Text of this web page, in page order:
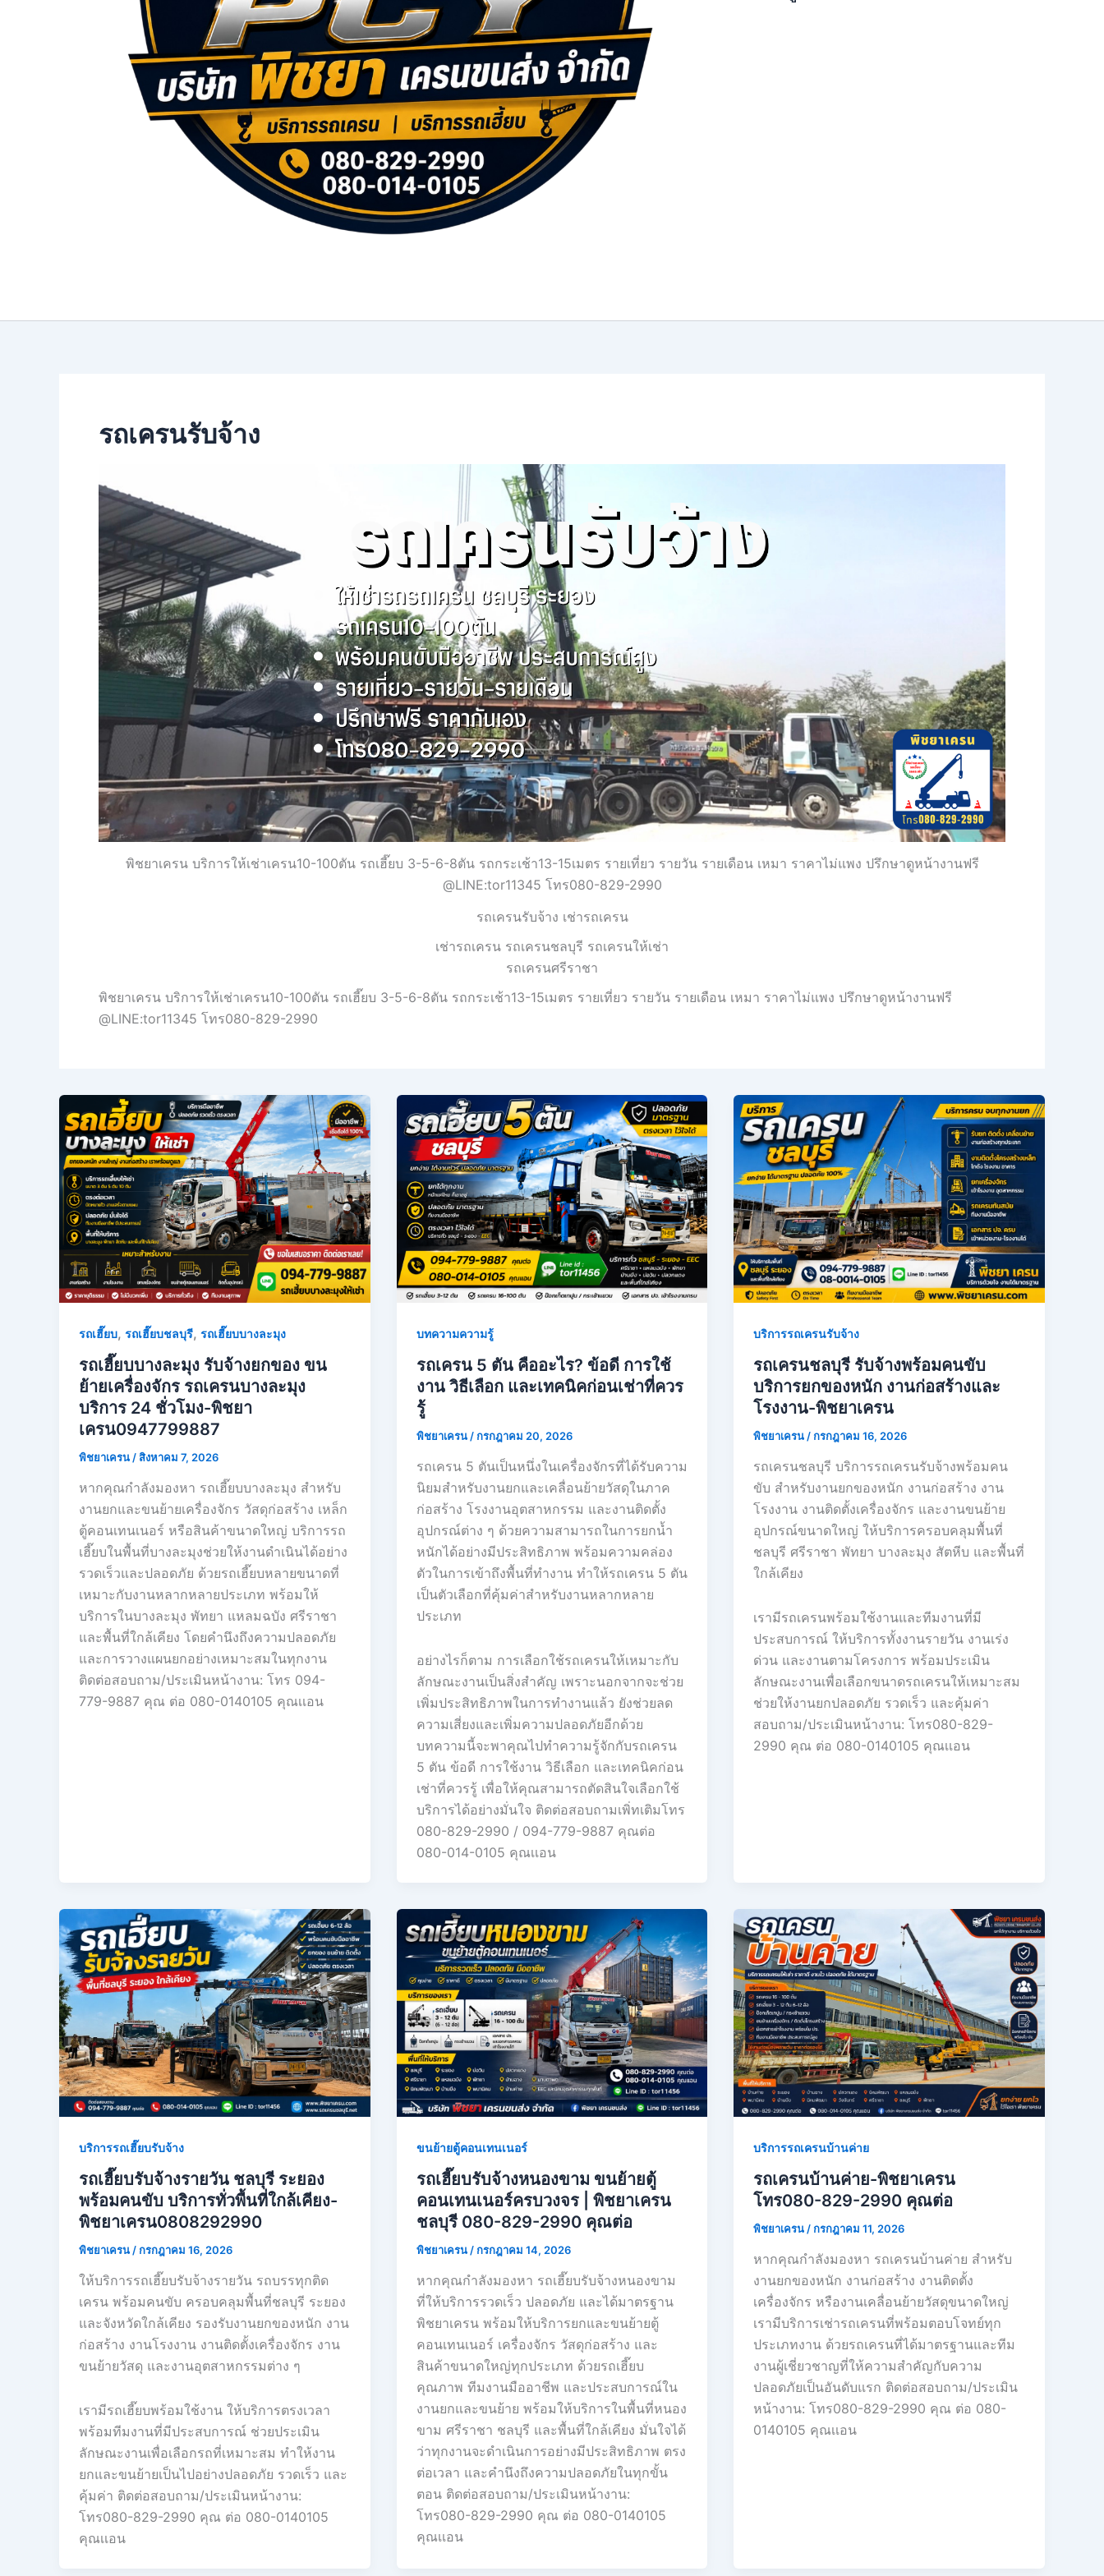
รถเครนรับจ้าง
พิชยาเครน บริการให้เช่าเครน10-100ตัน รถเฮี๊ยบ 3-5-6-8ตัน รถกระเช้า13-15เมตร รายเที่ยว รายวัน รายเดือน เหมา ราคาไม่แพง ปรึกษาดูหน้างานฟรี
@LINE:tor11345 โทร080-829-2990
รถเครนรับจ้าง เช่ารถเครน
เช่ารถเครน รถเครนชลบุรี รถเครนให้เช่า
รถเครนศรีราชา
พิชยาเครน บริการให้เช่าเครน10-100ตัน รถเฮี๊ยบ 3-5-6-8ตัน รถกระเช้า13-15เมตร รายเที่ยว รายวัน รายเดือน เหมา ราคาไม่แพง ปรึกษาดูหน้างานฟรี
@LINE:tor11345 โทร080-829-2990
รถเฮี๊ยบ, รถเฮี๊ยบชลบุรี, รถเฮี๊ยบบางละมุง
รถเฮี๊ยบบางละมุง รับจ้างยกของ ขน
ย้ายเครื่องจักร รถเครนบางละมุง
บริการ 24 ชั่วโมง-พิชยา
เครน0947799887
พิชยาเครน /สิงหาคม 7, 2026
หากคุณกำลังมองหา รถเฮี๊ยบบางละมุง สำหรับ
งานยกและขนย้ายเครื่องจักร วัสดุก่อสร้าง เหล็ก
ตู้คอนเทนเนอร์ หรือสินค้าขนาดใหญ่ บริการรถ
เฮี๊ยบในพื้นที่บางละมุงช่วยให้งานดำเนินได้อย่าง
รวดเร็วและปลอดภัย ด้วยรถเฮี๊ยบหลายขนาดที่
เหมาะกับงานหลากหลายประเภท พร้อมให้
บริการในบางละมุง พัทยา แหลมฉบัง ศรีราชา
และพื้นที่ใกล้เคียง โดยคำนึงถึงความปลอดภัย
และการวางแผนยกอย่างเหมาะสมในทุกงาน
ติดต่อสอบถาม/ประเมินหน้างาน: โทร 094-
779-9887 คุณ ต่อ 080-0140105 คุณเเอน
บทความความรู้
รถเครน 5 ตัน คืออะไร? ข้อดี การใช้
งาน วิธีเลือก และเทคนิคก่อนเช่าที่ควร
รู้
พิชยาเครน /กรกฎาคม 20, 2026
รถเครน 5 ตันเป็นหนึ่งในเครื่องจักรที่ได้รับความ
นิยมสำหรับงานยกและเคลื่อนย้ายวัสดุในภาค
ก่อสร้าง โรงงานอุตสาหกรรม และงานติดตั้ง
อุปกรณ์ต่าง ๆ ด้วยความสามารถในการยกน้ำ
หนักได้อย่างมีประสิทธิภาพ พร้อมความคล่อง
ตัวในการเข้าถึงพื้นที่ทำงาน ทำให้รถเครน 5 ตัน
เป็นตัวเลือกที่คุ้มค่าสำหรับงานหลากหลาย
ประเภท
อย่างไรก็ตาม การเลือกใช้รถเครนให้เหมาะกับ
ลักษณะงานเป็นสิ่งสำคัญ เพราะนอกจากจะช่วย
เพิ่มประสิทธิภาพในการทำงานแล้ว ยังช่วยลด
ความเสี่ยงและเพิ่มความปลอดภัยอีกด้วย
บทความนี้จะพาคุณไปทำความรู้จักกับรถเครน
5 ตัน ข้อดี การใช้งาน วิธีเลือก และเทคนิคก่อน
เช่าที่ควรรู้ เพื่อให้คุณสามารถตัดสินใจเลือกใช้
บริการได้อย่างมั่นใจ ติดต่อสอบถามเพิ่ทเติมโทร
080-829-2990 / 094-779-9887 คุณต่อ
080-014-0105 คุณเเอน
บริการรถเครนรับจ้าง
รถเครนชลบุรี รับจ้างพร้อมคนขับ
บริการยกของหนัก งานก่อสร้างและ
โรงงาน-พิชยาเครน
พิชยาเครน /กรกฎาคม 16, 2026
รถเครนชลบุรี บริการรถเครนรับจ้างพร้อมคน
ขับ สำหรับงานยกของหนัก งานก่อสร้าง งาน
โรงงาน งานติดตั้งเครื่องจักร และงานขนย้าย
อุปกรณ์ขนาดใหญ่ ให้บริการครอบคลุมพื้นที่
ชลบุรี ศรีราชา พัทยา บางละมุง สัตหีบ และพื้นที่
ใกล้เคียง
เรามีรถเครนพร้อมใช้งานและทีมงานที่มี
ประสบการณ์ ให้บริการทั้งงานรายวัน งานเร่ง
ด่วน และงานตามโครงการ พร้อมประเมิน
ลักษณะงานเพื่อเลือกขนาดรถเครนให้เหมาะสม
ช่วยให้งานยกปลอดภัย รวดเร็ว และคุ้มค่า
สอบถาม/ประเมินหน้างาน: โทร080-829-
2990 คุณ ต่อ 080-0140105 คุณเเอน
บริการรถเฮี๊ยบรับจ้าง
รถเฮี๊ยบรับจ้างรายวัน ชลบุรี ระยอง
พร้อมคนขับ บริการทั่วพื้นที่ใกล้เคียง-
พิชยาเครน0808292990
พิชยาเครน /กรกฎาคม 16, 2026
ให้บริการรถเฮี๊ยบรับจ้างรายวัน รถบรรทุกติด
เครน พร้อมคนขับ ครอบคลุมพื้นที่ชลบุรี ระยอง
และจังหวัดใกล้เคียง รองรับงานยกของหนัก งาน
ก่อสร้าง งานโรงงาน งานติดตั้งเครื่องจักร งาน
ขนย้ายวัสดุ และงานอุตสาหกรรมต่าง ๆ
เรามีรถเฮี๊ยบพร้อมใช้งาน ให้บริการตรงเวลา
พร้อมทีมงานที่มีประสบการณ์ ช่วยประเมิน
ลักษณะงานเพื่อเลือกรถที่เหมาะสม ทำให้งาน
ยกและขนย้ายเป็นไปอย่างปลอดภัย รวดเร็ว และ
คุ้มค่า ติดต่อสอบถาม/ประเมินหน้างาน:
โทร080-829-2990 คุณ ต่อ 080-0140105
คุณเเอน
ขนย้ายตู้คอนเทนเนอร์
รถเฮี๊ยบรับจ้างหนองขาม ขนย้ายตู้
คอนเทนเนอร์ครบวงจร | พิชยาเครน
ชลบุรี 080-829-2990 คุณต่อ
พิชยาเครน /กรกฎาคม 14, 2026
หากคุณกำลังมองหา รถเฮี๊ยบรับจ้างหนองขาม
ที่ให้บริการรวดเร็ว ปลอดภัย และได้มาตรฐาน
พิชยาเครน พร้อมให้บริการยกและขนย้ายตู้
คอนเทนเนอร์ เครื่องจักร วัสดุก่อสร้าง และ
สินค้าขนาดใหญ่ทุกประเภท ด้วยรถเฮี๊ยบ
คุณภาพ ทีมงานมืออาชีพ และประสบการณ์ใน
งานยกและขนย้าย พร้อมให้บริการในพื้นที่หนอง
ขาม ศรีราชา ชลบุรี และพื้นที่ใกล้เคียง มั่นใจได้
ว่าทุกงานจะดำเนินการอย่างมีประสิทธิภาพ ตรง
ต่อเวลา และคำนึงถึงความปลอดภัยในทุกขั้น
ตอน ติดต่อสอบถาม/ประเมินหน้างาน:
โทร080-829-2990 คุณ ต่อ 080-0140105
คุณเเอน
บริการรถเครนบ้านค่าย
รถเครนบ้านค่าย-พิชยาเครน
โทร080-829-2990 คุณต่อ
พิชยาเครน /กรกฎาคม 11, 2026
หากคุณกำลังมองหา รถเครนบ้านค่าย สำหรับ
งานยกของหนัก งานก่อสร้าง งานติดตั้ง
เครื่องจักร หรืองานเคลื่อนย้ายวัสดุขนาดใหญ่
เรามีบริการเช่ารถเครนที่พร้อมตอบโจทย์ทุก
ประเภทงาน ด้วยรถเครนที่ได้มาตรฐานและทีม
งานผู้เชี่ยวชาญที่ให้ความสำคัญกับความ
ปลอดภัยเป็นอันดับแรก ติดต่อสอบถาม/ประเมิน
หน้างาน: โทร080-829-2990 คุณ ต่อ 080-
0140105 คุณเเอน